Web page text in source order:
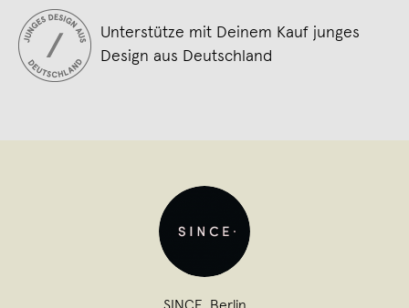
Unterstütze mit Deinem Kauf junges
Design aus Deutschland